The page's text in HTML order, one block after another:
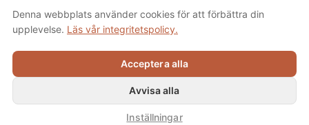
Denna webbplats använder cookies för att förbättra din
upplevelse. Läs vår integritetspolicy.
Acceptera alla
Avvisa alla
Inställningar